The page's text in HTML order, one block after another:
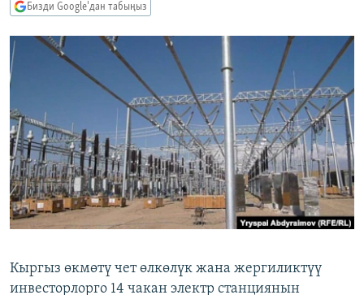
ЭКСПЕРТТЕР ТАЛДАЙТ
БИЗ ЖАНА ДҮЙНӨ
АЗАТТЫК+
ЫҢГАЙСЫЗ СУРООЛОР
ӨЗГӨЧӨ ПИКИР
Русский
ОНЛАЙН ШЕРИНЕ
ЭЕ/АРнун бардык сайттары
Бизди Google'дан табыңыз
Кыргыз өкмөтү чет өлкөлүк жана жергиликтүү
инвесторлорго 14 чакан электр станциянын